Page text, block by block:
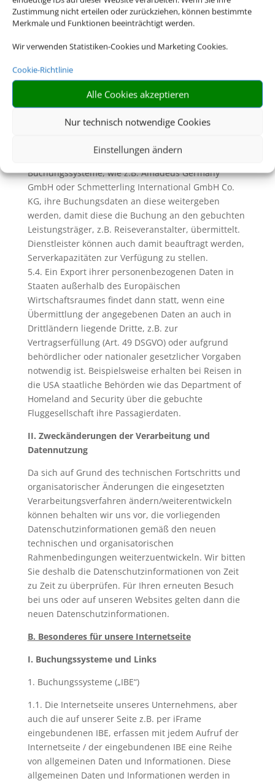
Zustimmung nicht erteilen oder zurückziehen, können bestimmte
Merkmale und Funktionen beeinträchtigt werden.
Wir verwenden Statistiken-Cookies und Marketing Cookies.
Cookie-Richtlinie
Alle Cookies akzeptieren
Nur technisch notwendige Cookies
Einstellungen ändern
Visadienstleister, Versicherungen etc.
• Externe Berater (z.B. Anwälte, Steuerberater,
• Behörden im Rahmen deren Zuständigkeit (z.B.
• Gerichte,
• sonstige Dritte, soweit Sie uns anweisen Daten
weiterzugeben oder Ihre Einwilligung erteilen.
5.3. Auch von uns eingesetzte und im Auftrag tätige
Dienstleister (sog. Auftragsverarbeiter) können zu
diesen genannten Zwecken Daten erhalten. So kann
z. B. bei Buchung über Anbieter touristischer
Buchungssysteme, wie z.B. Amadeus Germany
GmbH oder Schmetterling International GmbH Co.
KG, ihre Buchungsdaten an diese weitergeben
werden, damit diese die Buchung an den gebuchten
Leistungsträger, z.B. Reiseveranstalter, übermittelt.
Dienstleister können auch damit beauftragt werden,
Serverkapazitäten zur Verfügung zu stellen.
5.4. Ein Export ihrer personenbezogenen Daten in
Staaten außerhalb des Europäischen
Wirtschaftsraumes findet dann statt, wenn eine
Übermittlung der angegebenen Daten an auch in
Drittländern liegende Dritte, z.B. zur
Vertragserfüllung (Art. 49 DSGVO) oder aufgrund
behördlicher oder nationaler gesetzlicher Vorgaben
notwendig ist. Beispielsweise erhalten bei Reisen in
die USA staatliche Behörden wie das Department of
Homeland and Security über die gebuchte
Fluggesellschaft ihre Passagierdaten.
II. Zweckänderungen der Verarbeitung und
Datennutzung
Da sich auf Grund des technischen Fortschritts und
organisatorischer Änderungen die eingesetzten
Verarbeitungsverfahren ändern/weiterentwickeln
können behalten wir uns vor, die vorliegenden
Datenschutzinformationen gemäß den neuen
technischen und organisatorischen
Rahmenbedingungen weiterzuentwickeln. Wir bitten
Sie deshalb die Datenschutzinformationen von Zeit
zu Zeit zu überprüfen. Für Ihren erneuten Besuch
bei uns oder auf unseren Websites gelten dann die
neuen Datenschutzinformationen.
B. Besonderes für unsere Internetseite
I. Buchungssysteme und Links
1. Buchungssysteme („IBE“)
1.1. Die Internetseite unseres Unternehmens, aber
auch die auf unserer Seite z.B. per iFrame
eingebundenen IBE, erfassen mit jedem Aufruf der
Internetseite / der eingebundenen IBE eine Reihe
von allgemeinen Daten und Informationen. Diese
allgemeinen Daten und Informationen werden in